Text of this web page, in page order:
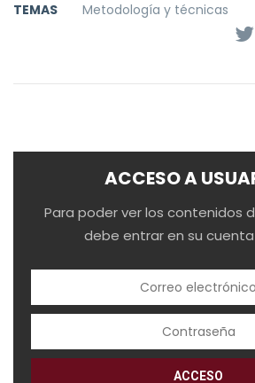
TEMAS Metodología y técnicas
ACCESO A
Para poder ver los contenidos
debe entrar en su cuenta